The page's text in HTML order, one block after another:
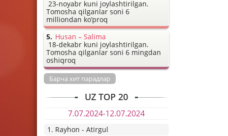
23-noyabr kuni joylashtirilgan.
Tomosha qilganlar soni 6
milliondan ko’proq
Husan – Salima
18-dekabr kuni joylashtirilgan.
Tomosha qilganlar soni 6 mingdan
oshiqroq
Барча хит парадлар
UZ TOP 20
7.07.2024-12.07.2024
1. Rayhon - Atirgul